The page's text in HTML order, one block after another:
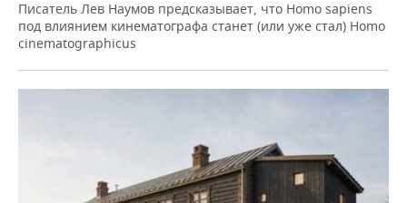
Писатель Лев Наумов предсказывает, что Homo sapiens
под влиянием кинематографа станет (или уже стал) Homo
cinematographicus